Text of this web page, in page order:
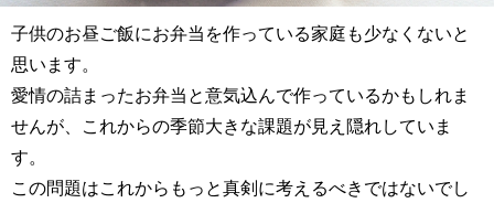
子供のお昼ご飯にお弁当を作っている家庭も少なくないと
思います。
愛情の詰まったお弁当と意気込んで作っているかもしれま
せんが、これからの季節大きな課題が見え隠れしていま
す。
この問題はこれからもっと真剣に考えるべきではないでし